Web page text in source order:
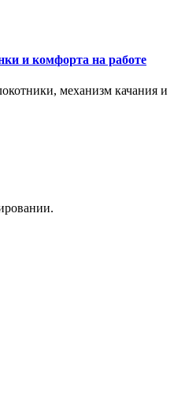
и комфорта на работе
механизм качания и